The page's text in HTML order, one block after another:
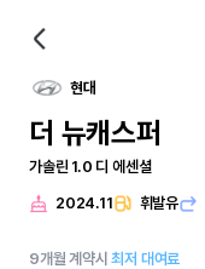
현대
더 뉴캐스퍼
가솔린 1.0 디 에센셜
2024.11 휘발유
9개월 계약시최저 대여료